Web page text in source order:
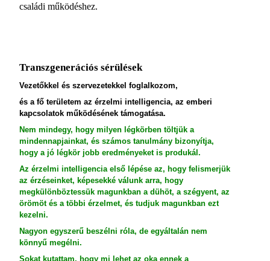
családi működéshez.
Transzgenerációs sérülések
Vezetőkkel és szervezetekkel foglalkozom,
és a fő területem az érzelmi intelligencia, az emberi
kapcsolatok működésének támogatása.
Nem mindegy, hogy milyen légkörben töltjük a
mindennapjainkat, és számos tanulmány bizonyítja,
hogy a jó légkör jobb eredményeket is produkál.
Az érzelmi intelligencia első lépése az, hogy felismerjük
az érzéseinket, képesekké válunk arra, hogy
megkülönböztessük magunkban a dühöt, a szégyent, az
örömöt és a többi érzelmet, és tudjuk magunkban ezt
kezelni.
Nagyon egyszerű beszélni róla, de egyáltalán nem
könnyű megélni.
Sokat kutattam, hogy mi lehet az oka ennek a